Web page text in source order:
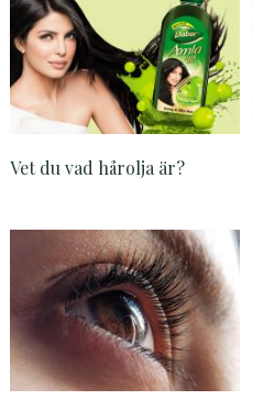
Vet du vad hårolja är?